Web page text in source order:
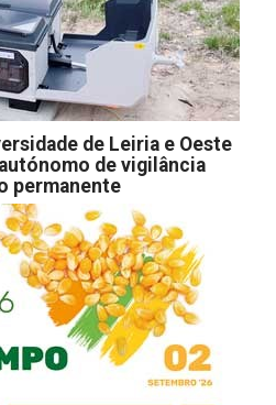
de Leiria e Oeste
de vigilância
permanente